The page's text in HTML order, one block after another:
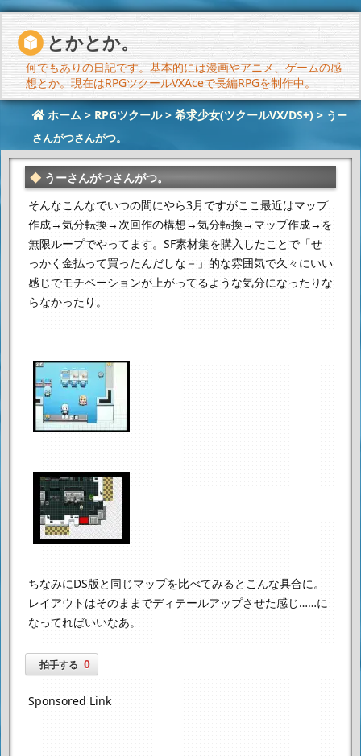
とかとか。
何でもありの日記です。基本的には漫画やアニメ、ゲームの感
想とか。現在はRPGツクールVXAceで長編RPGを制作中。
ホーム > RPGツクール> 希求少女(ツクールVX/DS+) > うー
さんがつさんがつ。
うーさんがつさんがつ。
そんなこんなでいつの間にやら3月ですがここ最近はマップ
作成→気分転換→次回作の構想→気分転換→マップ作成→ を
無限ループでやってます。 SF素材集を購入したことで「せ
っかく金払って買ったんだしな－」的な雰囲気で久々にいい
感じでモチベーションが上がってるような気分になったりな
らなかったり。
ちなみにDS版と同じマップを比べてみるとこんな具合に。
レイアウトはそのままでディテールアップさせた感じ……に
なってればいいなあ。
拍手する 0
Sponsored Link